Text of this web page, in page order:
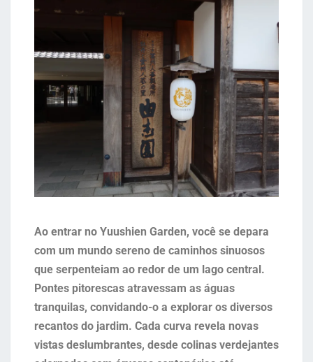
Ao entrar no Yuushien Garden, você se depara
com um mundo sereno de caminhos sinuosos
que serpenteiam ao redor de um lago central.
Pontes pitorescas atravessam as águas
tranquilas, convidando-o a explorar os diversos
recantos do jardim. Cada curva revela novas
vistas deslumbrantes, desde colinas verdejantes